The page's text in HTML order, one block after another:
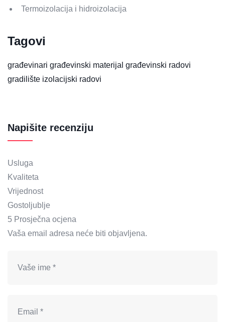
Termoizolacija i hidroizolacija
Tagovi
građevinari građevinski materijal građevinski radovi
gradilište izolacijski radovi
Napišite recenziju
Usluga
Kvaliteta
Vrijednost
Gostoljublje
5 Prosječna ocjena
Vaša email adresa neće biti objavljena.